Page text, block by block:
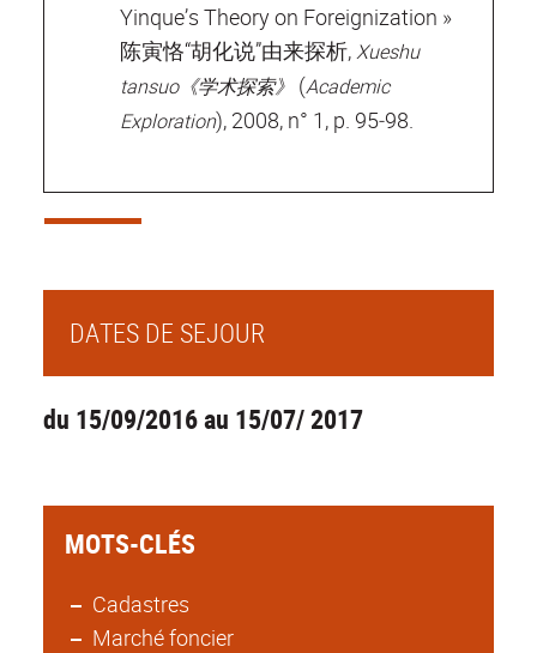
Yinque’s Theory on Foreignization »
陈寅恪“胡化说”由来探析,Xueshu
tansuo《学术探索》 (Academic
Exploration), 2008, n° 1, p. 95‐98.
DATES DE SEJOUR
du 15/09/2016 au 15/07/ 2017
MOTS-CLÉS
Cadastres
Marché foncier